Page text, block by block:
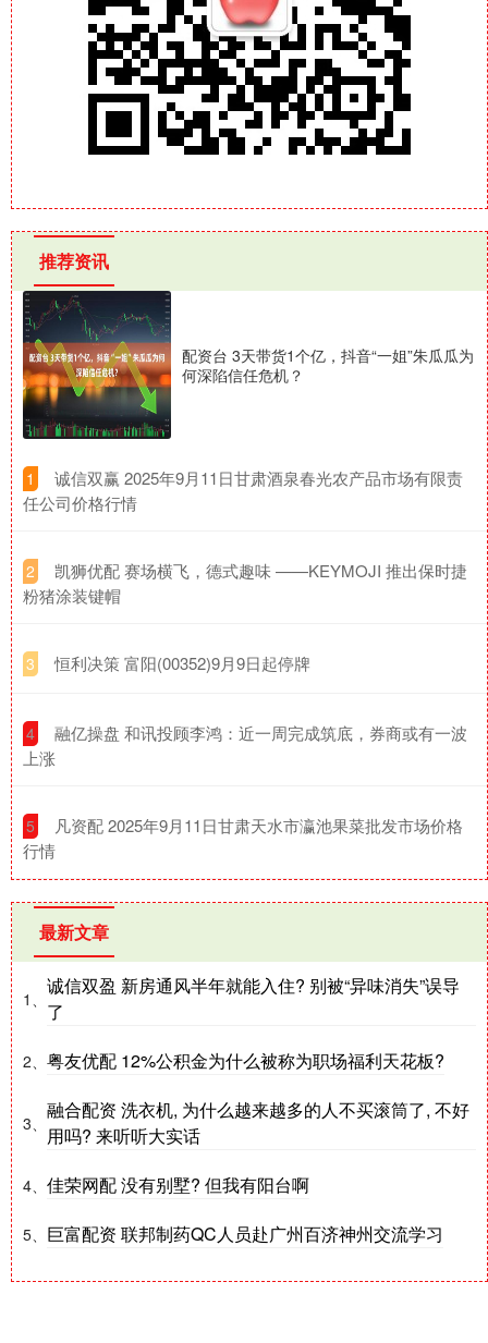
推荐资讯
配资台 3天带货1个亿，抖音“一姐”朱瓜瓜为
何深陷信任危机？
1
​诚信双赢 2025年9月11日甘肃酒泉春光农产品市场有限责
任公司价格行情
2
​凯狮优配 赛场横飞，德式趣味 ——KEYMOJI 推出保时捷
粉猪涂装键帽
3 ​恒利决策 富阳(00352)9月9日起停牌
4
​融亿操盘 和讯投顾李鸿：近一周完成筑底，券商或有一波
上涨
5
​凡资配 2025年9月11日甘肃天水市瀛池果菜批发市场价格
行情
最新文章
1、
诚信双盈 新房通风半年就能入住? 别被“异味消失”误导
了
2、 粤友优配 12%公积金为什么被称为职场福利天花板?
3、
融合配资 洗衣机, 为什么越来越多的人不买滚筒了, 不好
用吗? 来听听大实话
4、 佳荣网配 没有别墅? 但我有阳台啊
5、 巨富配资 联邦制药QC人员赴广州百济神州交流学习